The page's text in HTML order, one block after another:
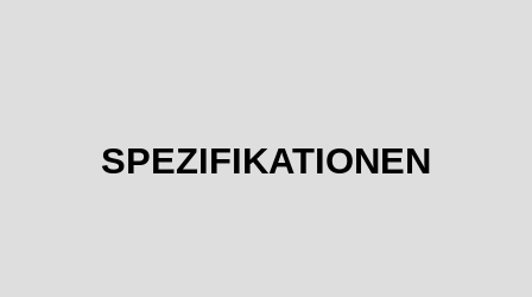
SPEZIFIKATIONEN